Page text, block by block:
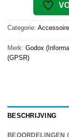
Categorie:
Merk: Godox
(GPSR)
BESCHRIJVING
BEOORDELINGEN